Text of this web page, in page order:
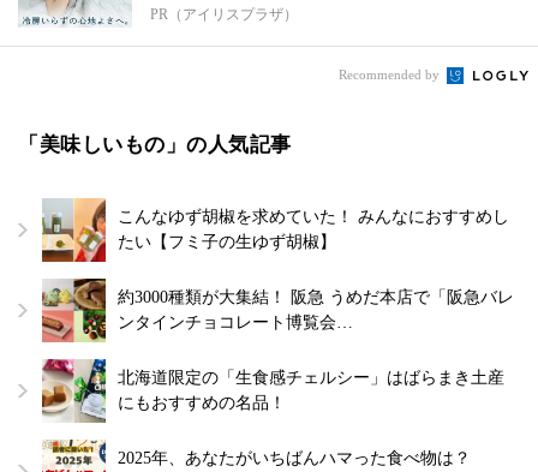
PR（アイリスプラザ）
Recommended by
「美味しいもの」の人気記事
こんなゆず胡椒を求めていた！ みんなにおすすめし
たい【フミ子の生ゆず胡椒】
約3000種類が大集結！ 阪急 うめだ本店で「阪急バレ
ンタインチョコレート博覧会…
北海道限定の「生食感チェルシー」はばらまき土産
にもおすすめの名品！
2025年、あなたがいちばんハマった食べ物は？